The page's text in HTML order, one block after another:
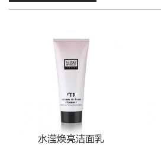
水滢焕亮洁面乳